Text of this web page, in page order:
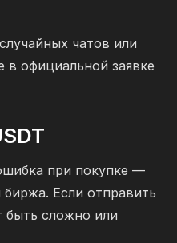
чатов или
в официальной заявке
при покупке —
Если отправить
быть сложно или